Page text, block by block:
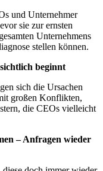
und Unternehmer
sie zur ernsten
Unternehmens
stellen können.
beginnt
sich die Ursachen
großen Konflikten,
die CEOs vielleicht
– Anfragen wieder